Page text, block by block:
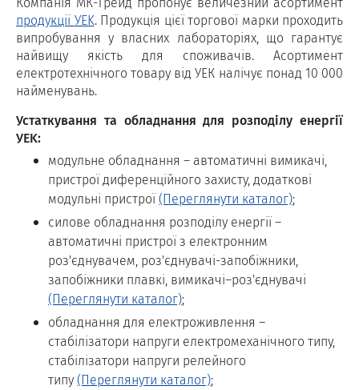
продукції УEK. Продукція цієї торгової марки проходить
випробування у власних лабораторіях, що гарантує
найвищу якість для споживачів. Асортимент
електротехнічного товару від УЕК налічує понад 10 000
найменувань.
Устаткування та обладнання для розподілу енергії
УEK:
модульне обладнання – автоматичні вимикачі,
пристрої диференційного захисту, додаткові
модульні пристрої(Переглянути каталог);
силове обладнання розподілу енергії –
автоматичні пристрої з електронним
роз'єднувачем, роз'єднувачі-запобіжники,
запобіжники плавкі, вимикачі–роз'єднувачі
(Переглянути каталог);
обладнання для електроживлення –
стабілізатори напруги електромеханічного типу,
стабілізатори напруги релейного
типу(Переглянути каталог);